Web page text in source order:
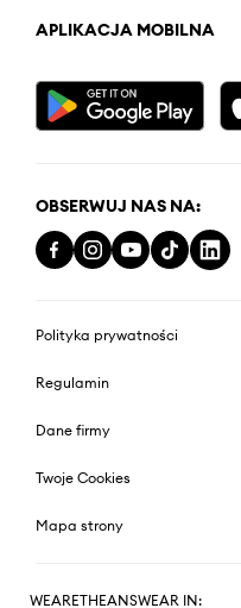
APLIKACJA MOBILNA
OBSERWUJ NAS NA:
Polityka prywatności
Regulamin
Dane firmy
Twoje Cookies
Mapa strony
WEARETHEANSWEAR IN: